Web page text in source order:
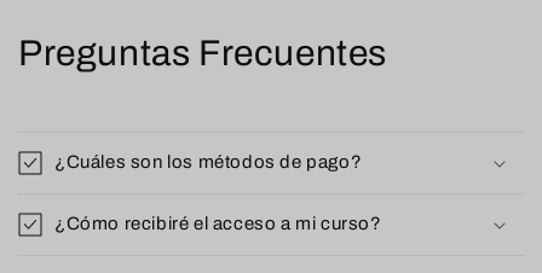
Preguntas Frecuentes
¿Cuáles son los métodos de pago?
¿Cómo recibiré el acceso a mi curso?